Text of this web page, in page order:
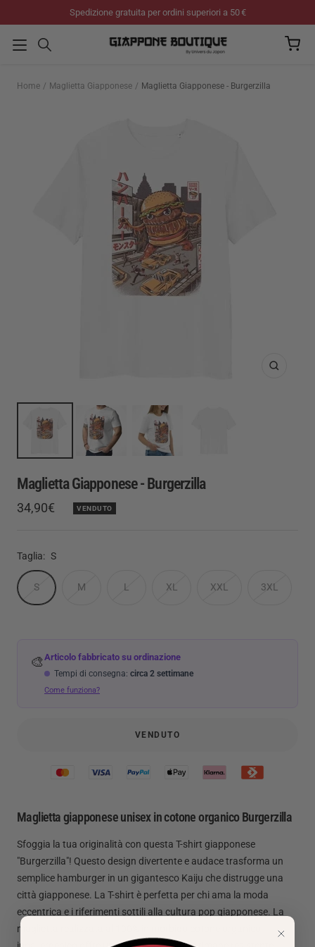
al
contenuto
Spedizione gratuita per ordini superiori a 50 €
Home Maglietta Giapponese Maglietta Giapponese - Burgerzilla
Maglietta Giapponese - Burgerzilla
Prezzo
vendita
34,90€ VENDUTO
Taglia: S
S M L XL XXL 3XL
🎨 Articolo fabbricato su ordinazione
Tempi di consegna: circa 2 settimane
Come funziona?
VENDUTO
Maglietta giapponese unisex in cotone organico Burgerzilla
Sfoggia la tua originalità con questa T-shirt giapponese
"Burgerzilla"! Questo design divertente e audace trasforma un
semplice hamburger in un gigantesco Kaiju che distrugge una
città giapponese. La T-shirt è perfetta per chi ama la moda
eccentrica e i riferimenti sottili alla cultura pop giapponese. La
maglietta realizzata al 100% in morbido cotone organico